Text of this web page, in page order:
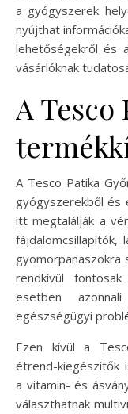
a gyógyszerek
nyújthat
lehetőségekről és
vásárlóknak
A Tesco
A Tesco Patika
gyógyszerekből és
itt megtalálják a
fájdalomcsillapítók,
gyomorpanaszokra
rendkívül
esetben
egészségügyi
Ezen kívül a
étrend-kiegészítők
a vitamin- és
választhatnak